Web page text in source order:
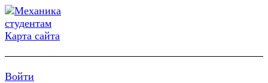
Карта сайта
Войти